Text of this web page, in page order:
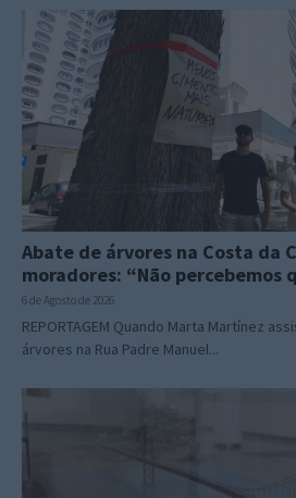
Abate de árvores na Costa da
moradores: “Não percebemos
6 de Agosto de 2026
REPORTAGEM Quando Marta Martínez
árvores na Rua Padre Manuel...